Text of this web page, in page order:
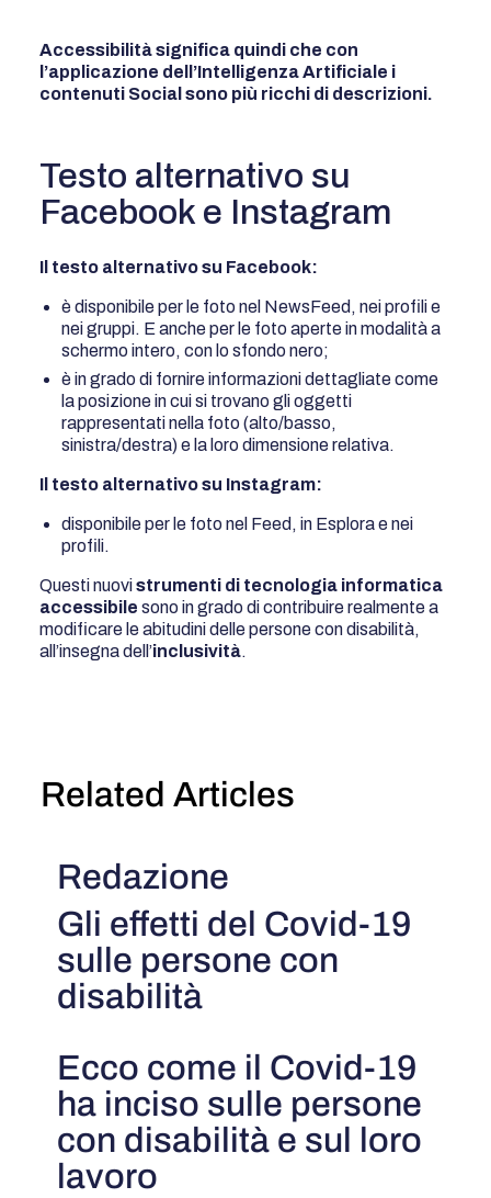
Accessibilità significa quindi che con
l’applicazione dell’Intelligenza Artificiale i
contenuti Social sono più ricchi di descrizioni.
Testo alternativo su
Facebook e Instagram
Il testo alternativo su Facebook:
è disponibile per le foto nel NewsFeed, nei profili e
nei gruppi. E anche per le foto aperte in modalità a
schermo intero, con lo sfondo nero;
è in grado di fornire informazioni dettagliate come
la posizione in cui si trovano gli oggetti
rappresentati nella foto (alto/basso,
sinistra/destra) e la loro dimensione relativa.
Il testo alternativo su Instagram:
disponibile per le foto nel Feed, in Esplora e nei
profili.
Questi nuovistrumenti di tecnologia informatica
accessibilesono in grado di contribuire realmente a
modificare le abitudini delle persone con disabilità,
all’insegna dell’inclusività.
Redazione
Gli effetti del Covid-19
sulle persone con
disabilità
Ecco come il Covid-19
ha inciso sulle persone
con disabilità e sul loro
lavoro
Related Articles